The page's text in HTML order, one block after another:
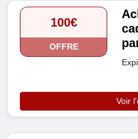
100€
OFFRE
Voir